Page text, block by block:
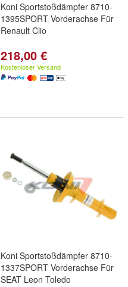
Koni Sportstoßdämpfer 8710-
1395SPORT Vorderachse Für
Renault Clio
218,00 €
Kostenloser Versand
Koni Sportstoßdämpfer 8710-
1337SPORT Vorderachse Für
SEAT Leon Toledo